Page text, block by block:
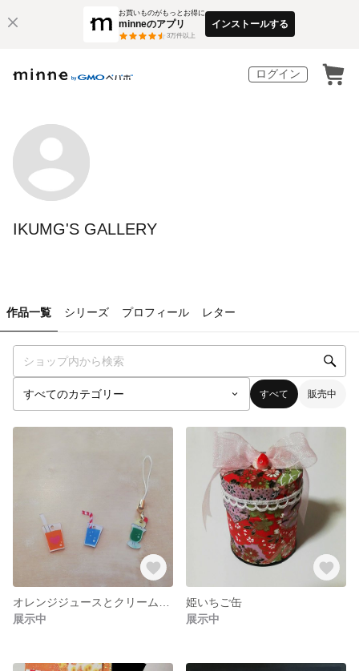
お買いものがもっとお得に
minneのアプリ
3万件以上
インストールする
ログイン
IKUMG'S GALLERY
作品一覧 シリーズ プロフィール レター
すべて 販売中
展示中
姫いちご缶
展示中